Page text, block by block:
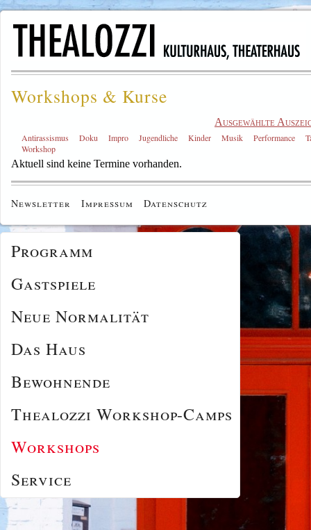
Workshops & Kurse
Ausgewählte
Antirassismus Doku Impro Jugendliche Kinder Musik Performance
Workshop
Aktuell sind keine Termine vorhanden.
Newsletter Impressum Datenschutz
Programm
Gastspiele
Neue Normalität
Das Haus
Bewohnende
Thealozzi Workshop-Camps
Workshops
Service